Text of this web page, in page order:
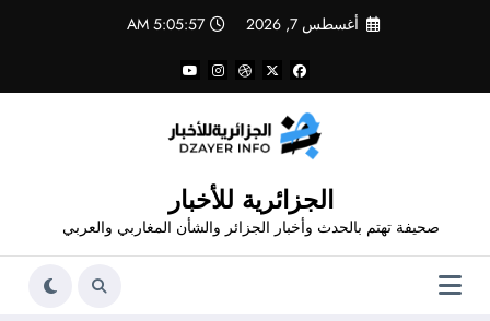
أغسطس 7, 2026 5:05:57 AM
الجزائرية للأخبار
صحيفة تهتم بالحدث وأخبار الجزائر والشأن المغاربي والعربي